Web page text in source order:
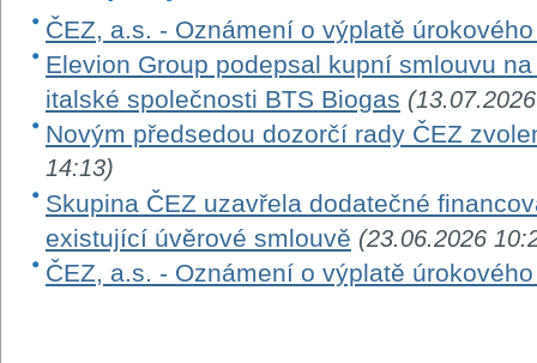
ČEZ, a.s. - Oznámení o výplatě
Elevion Group podepsal kupní smlouvu
italské společnosti BTS Biogas
Novým předsedou dozorčí rady ČEZ
14:13)
Skupina ČEZ uzavřela dodatečné
existující úvěrové smlouvě (23.06.2026
ČEZ, a.s. - Oznámení o výplatě